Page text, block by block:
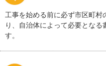
工事を始める前に必ず市区町
り、自治体によって必要とな
す。